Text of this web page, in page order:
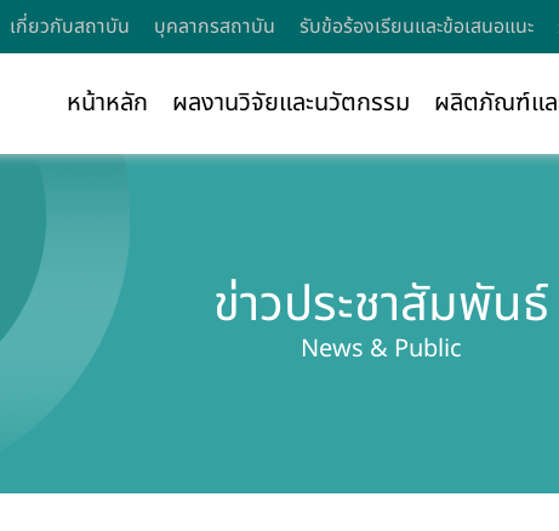
เกี่ยวกับสถาบัน บุคลากรสถาบัน รับข้อร้องเรียนและข้อเสนอแนะ
หน้าหลัก ผลงานวิจัยและนวัตกรรม ผลิตภัณฑ์แล
ข่าวประชาสัมพันธ์
News & Public